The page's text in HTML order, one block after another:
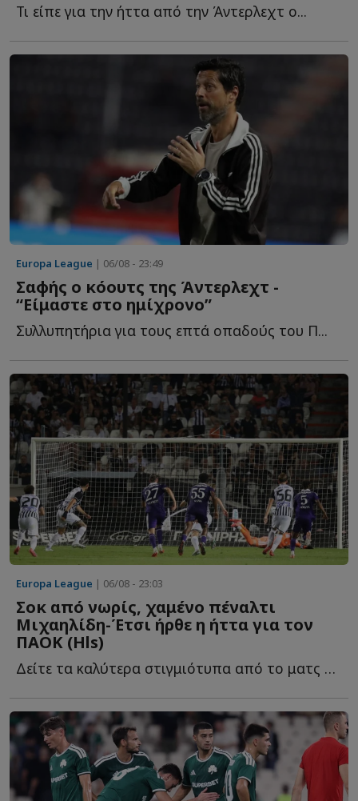
Τι είπε για την ήττα από την Άντερλεχτ ο...
Europa League | 06/08 - 23:49
Σαφής ο κόουτς της Άντερλεχτ -
“Είμαστε στο ημίχρονο”
Συλλυπητήρια για τους επτά οπαδούς του Π...
Europa League | 06/08 - 23:03
Σοκ από νωρίς, χαμένο πέναλτι
Μιχαηλίδη-Έτσι ήρθε η ήττα για τον
ΠΑΟΚ (Hls)
Δείτε τα καλύτερα στιγμιότυπα από το ματς της Τούμπας, μ...